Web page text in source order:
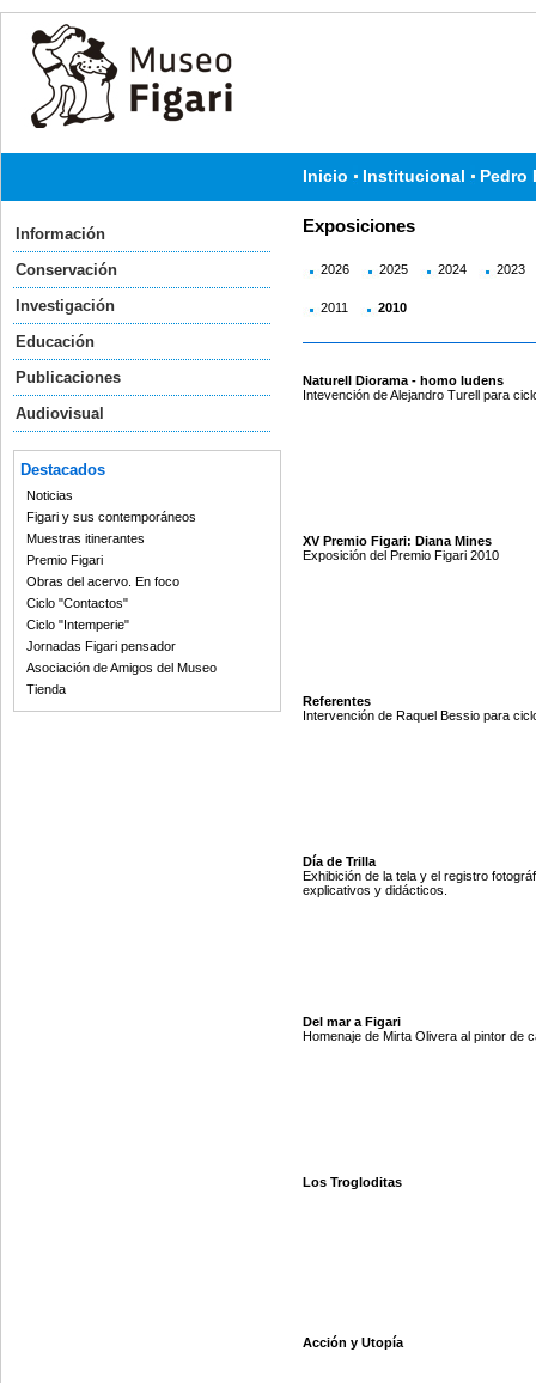
Inicio Institucional Pedro
Información
Conservación
Investigación
Educación
Publicaciones
Audiovisual
Destacados
Noticias
Figari y sus contemporáneos
Muestras itinerantes
Premio Figari
Obras del acervo. En foco
Ciclo "Contactos"
Ciclo "Intemperie"
Jornadas Figari pensador
Asociación de Amigos del Museo
Tienda
Exposiciones
2026 2025 2024 2023
2011 2010
Naturell Diorama - homo ludens
Intevención de Alejandro Turell para
XV Premio Figari: Diana Mines
Exposición del Premio Figari 2010
Referentes
Intervención de Raquel Bessio para
Día de Trilla
Exhibición de la tela y el registro
explicativos y didácticos.
Del mar a Figari
Homenaje de Mirta Olivera al pintor de
Los Trogloditas
Acción y Utopía